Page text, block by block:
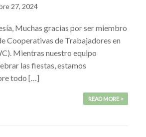
27, 2024
Muchas gracias por ser miembro
Cooperativas de Trabajadores en
Mientras nuestro equipo
las fiestas, estamos
todo […]
READ MORE >